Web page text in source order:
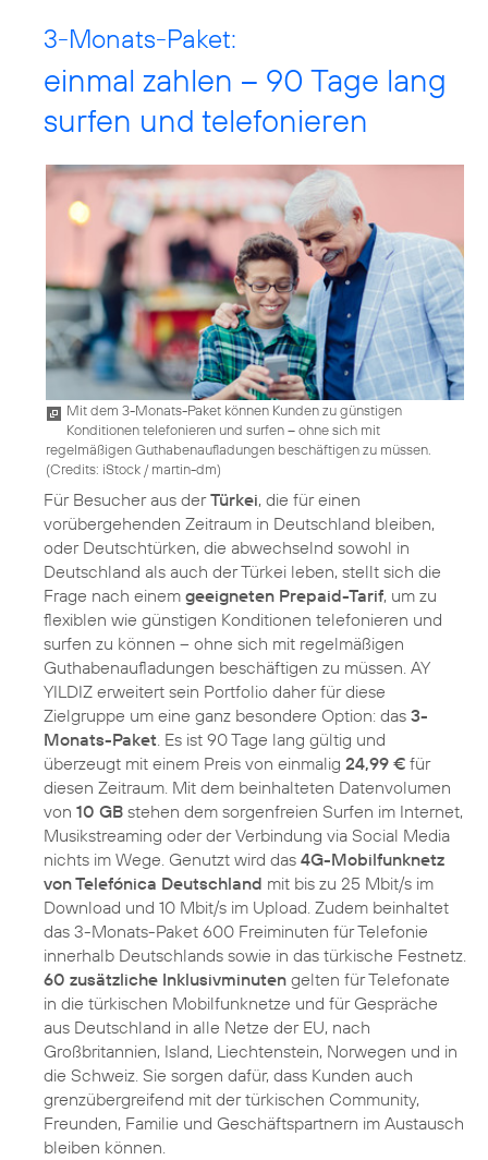
3-Monats-Paket:
einmal zahlen – 90 Tage lang
surfen und telefonieren
Mit dem 3-Monats-Paket können Kunden zu günstigen
Konditionen telefonieren und surfen – ohne sich mit
regelmäßigen Guthabenaufladungen beschäftigen zu müssen.
(Credits: iStock / martin-dm)
Für Besucher aus derTürkei, die für einen
vorübergehenden Zeitraum in Deutschland bleiben,
oder Deutschtürken, die abwechselnd sowohl in
Deutschland als auch der Türkei leben, stellt sich die
Frage nach einem geeigneten Prepaid-Tarif, um zu
flexiblen wie günstigen Konditionen telefonieren und
surfen zu können – ohne sich mit regelmäßigen
Guthabenaufladungen beschäftigen zu müssen. AY
YILDIZ erweitert sein Portfolio daher für diese
Zielgruppe um eine ganz besondere Option: das 3-
Monats-Paket. Es ist 90 Tage lang gültig und
überzeugt mit einem Preis von einmalig 24,99 € für
diesen Zeitraum. Mit dem beinhalteten Datenvolumen
von 10 GB stehen dem sorgenfreien Surfen im Internet,
Musikstreaming oder der Verbindung via Social Media
nichts im Wege. Genutzt wird das 4G-Mobilfunknetz
von Telefónica Deutschland mit bis zu 25 Mbit/s im
Download und 10 Mbit/s im Upload. Zudem beinhaltet
das 3-Monats-Paket 600 Freiminuten für Telefonie
innerhalb Deutschlands sowie in das türkische Festnetz.
60 zusätzliche Inklusivminuten gelten für Telefonate
in die türkischen Mobilfunknetze und für Gespräche
aus Deutschland in alle Netze der EU, nach
Großbritannien, Island, Liechtenstein, Norwegen und in
die Schweiz. Sie sorgen dafür, dass Kunden auch
grenzübergreifend mit der türkischen Community,
Freunden, Familie und Geschäftspartnern im Austausch
bleiben können.